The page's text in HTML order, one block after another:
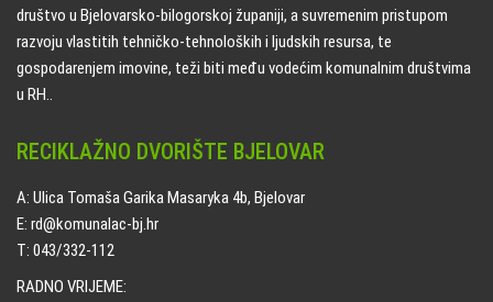
društvo u Bjelovarsko-bilogorskoj županiji, a suvremenim pristupom
razvoju vlastitih tehničko-tehnoloških i ljudskih resursa, te
gospodarenjem imovine, teži biti među vodećim komunalnim društvima
u RH..
RECIKLAŽNO DVORIŠTE BJELOVAR
A: Ulica Tomaša Garika Masaryka 4b, Bjelovar
E: rd@komunalac-bj.hr
T: 043/332-112
RADNO VRIJEME: